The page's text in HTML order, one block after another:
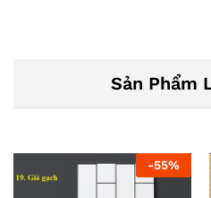
Sản Phẩm
-55%